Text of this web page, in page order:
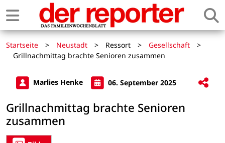
Startseite > Neustadt > Ressort > Gesellschaft
>
Grillnachmittag brachte Senioren zusammen
Marlies Henke 06. September 2025
Grillnachmittag brachte Senioren
zusammen